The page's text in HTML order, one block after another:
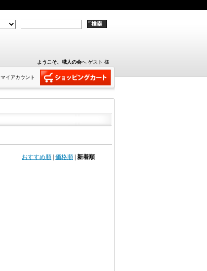
ようこそ、職人の会へ ゲスト 様
マイアカウント
おすすめ順 価格順 新着順